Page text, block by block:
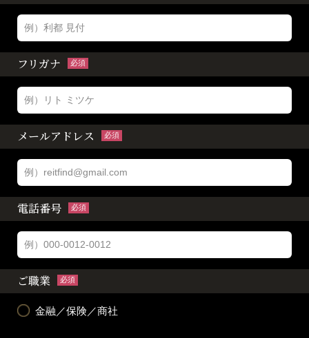
フリガナ 必須
メールアドレス 必須
電話番号 必須
ご職業 必須
金融／保険／商社